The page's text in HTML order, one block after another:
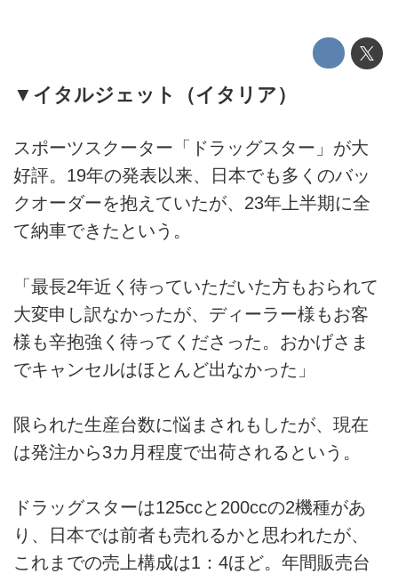
▼イタルジェット（イタリア）
スポーツスクーター「ドラッグスター」が大
好評。19年の発表以来、日本でも多くのバッ
クオーダーを抱えていたが、23年上半期に全
て納車できたという。
「最長2年近く待っていただいた方もおられて
大変申し訳なかったが、ディーラー様もお客
様も辛抱強く待ってくださった。おかげさま
でキャンセルはほとんど出なかった」
限られた生産台数に悩まされもしたが、現在
は発注から3カ月程度で出荷されるという。
ドラッグスターは125ccと200ccの2機種があ
り、日本では前者も売れるかと思われたが、
これまでの売上構成は1：4ほど。年間販売台